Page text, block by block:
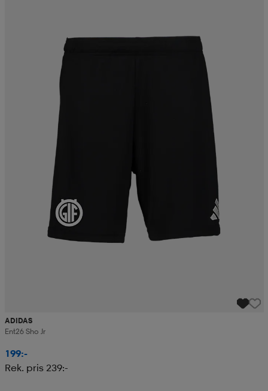
ADIDAS
Ent26 Sho Jr
199:-
Rek. pris 239:-